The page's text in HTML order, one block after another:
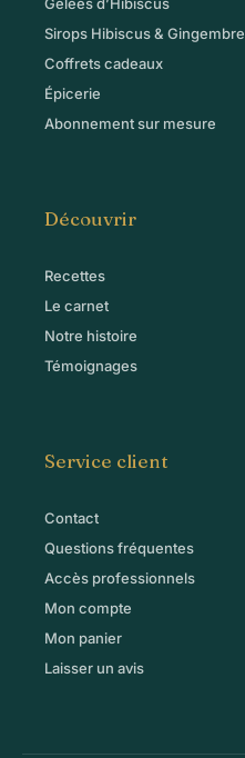
Sirops Hibiscus & Gingembre
Coffrets cadeaux
Épicerie
Abonnement sur mesure
Découvrir
Recettes
Le carnet
Notre histoire
Témoignages
Service client
Contact
Questions fréquentes
Accès professionnels
Mon compte
Mon panier
Laisser un avis